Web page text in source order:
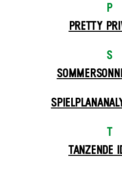
P
PRETTY
S
T
TANZENDE